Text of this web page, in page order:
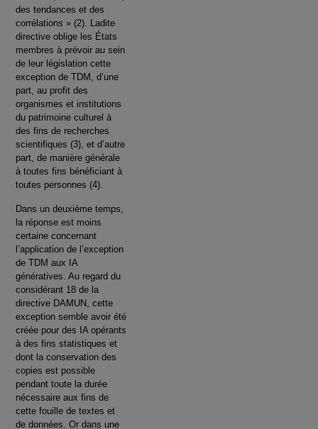
des tendances et des
corrélations » (2). Ladite
directive oblige les États
membres à prévoir au sein
de leur législation cette
exception de TDM, d’une
part, au profit des
organismes et institutions
du patrimoine culturel à
des fins de recherches
scientifiques (3), et d’autre
part, de manière générale
à toutes fins bénéficiant à
toutes personnes (4).
Dans un deuxième temps,
la réponse est moins
certaine concernant
l’application de l’exception
de TDM aux IA
génératives. Au regard du
considérant 18 de la
directive DAMUN, cette
exception semble avoir été
créée pour des IA opérants
à des fins statistiques et
dont la conservation des
copies est possible
pendant toute la durée
nécessaire aux fins de
cette fouille de textes et
de données. Or dans une